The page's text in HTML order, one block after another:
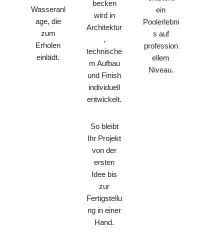
Wasseranl
age, die
zum
Erholen
einlädt.
becken
wird in
Architektur
,
technische
m Aufbau
und Finish
individuell
entwickelt.
So bleibt
Ihr Projekt
von der
ersten
Idee bis
zur
Fertigstellu
ng in einer
Hand.
ein
Poolerlebni
s auf
profession
ellem
Niveau.